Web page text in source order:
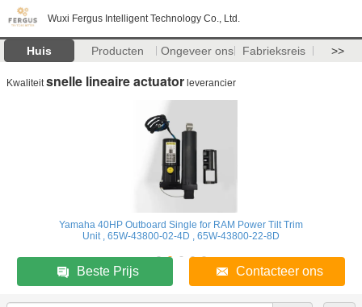
Wuxi Fergus Intelligent Technology Co., Ltd.
Huis Producten Ongeveer ons Fabrieksreis >>
Kwaliteitsnelle lineaire actuator leverancier
Yamaha 40HP Outboard Single for RAM Power Tilt Trim
Unit , 65W-43800-02-4D , 65W-43800-22-8D
Beste Prijs Contacteer ons